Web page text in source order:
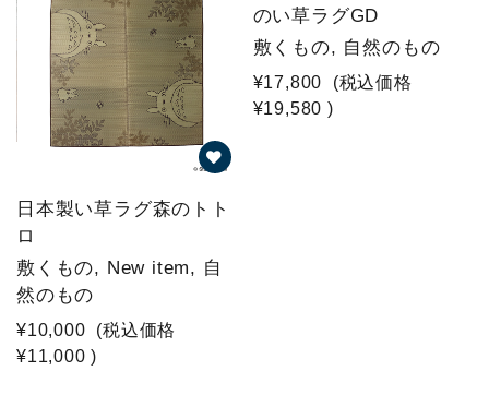
日本製い草ラグ森のトト
ロ
敷くもの, New item, 自
然のもの
¥10,000
(税込価格
¥11,000 )
のい草ラグGD
敷くもの, 自然のもの
¥17,800
(税込価格
¥19,580 )